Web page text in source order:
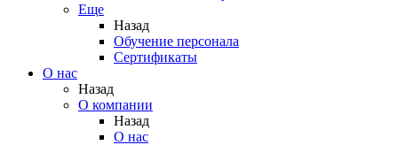
Еще
Назад
Обучение персонала
Сертификаты
О нас
Назад
O компании
Назад
О нас